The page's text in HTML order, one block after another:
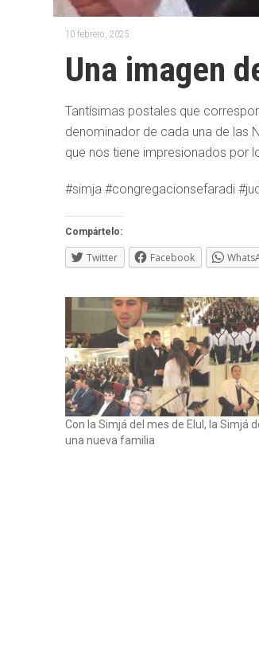
10 febrero, 2025
Una imagen
Tantísimas postales que
denominador de cada una de las
que nos tiene impresionados por
#simja #congregacionsefaradi
Compártelo:
Twitter Facebook
Con la Simjá del mes de Elul, la Simjá
una nueva familia